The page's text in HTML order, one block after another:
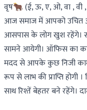
वृष🐂 (ई, ऊ, ए, ओ, वा , वी ,
आज समाज में आपको उचित
आसपास के लोग खुश रहेंगे।
सामने आयेगी। ऑफिस का
मदद से आपके कुछ निजी
रूप से लाभ की प्राप्ति होगी
साथ रिश्तें बेहतर बने रहेंगे।